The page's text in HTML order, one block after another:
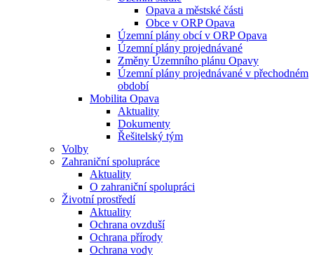
Opava a městské části
Obce v ORP Opava
Územní plány obcí v ORP Opava
Územní plány projednávané
Změny Územního plánu Opavy
Územní plány projednávané v přechodném
období
Mobilita Opava
Aktuality
Dokumenty
Řešitelský tým
Volby
Zahraniční spolupráce
Aktuality
O zahraniční spolupráci
Životní prostředí
Aktuality
Ochrana ovzduší
Ochrana přírody
Ochrana vody